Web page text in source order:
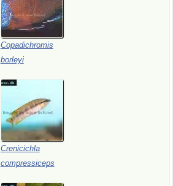
Copadichromis
borleyi
Crenicichla
compressiceps